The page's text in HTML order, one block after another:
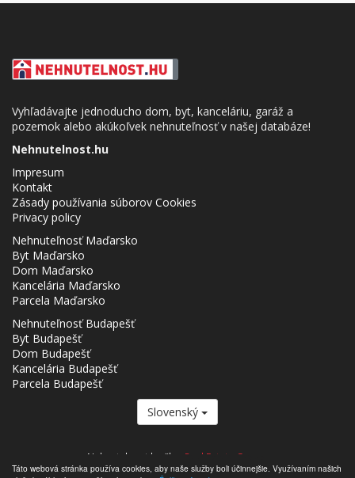
Táto webová stránka používa cookies, aby naše služby boli účinnejšie. Využívaním našich
Vyhľadávajte jednoducho dom, byt, kanceláriu, garáž a
pozemok alebo akúkoľvek nehnuteľnosť v našej databáze!
Nehnutelnost.hu
Impresum
Kontakt
Zásady používania súborov Cookies
Privacy policy
Nehnuteľnosť Maďarsko
Byt Maďarsko
Dom Maďarsko
Kancelária Maďarsko
Parcela Maďarsko
Nehnuteľnosť Budapešť
Byt Budapešť
Dom Budapešť
Kancelária Budapešť
Parcela Budapešť
Slovenský
Nehnutelnost.hu člen Real Estate Group.